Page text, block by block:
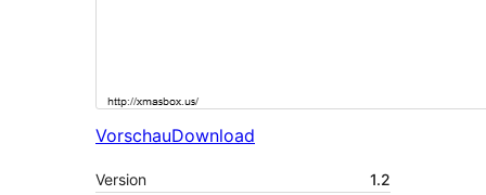
VorschauDownload
Version
1.2